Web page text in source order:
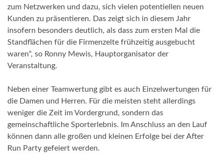
zum Netzwerken und dazu, sich vielen potentiellen neuen
Kunden zu präsentieren. Das zeigt sich in diesem Jahr
insofern besonders deutlich, als dass zum ersten Mal die
Standflächen für die Firmenzelte frühzeitig ausgebucht
waren“, so Ronny Mewis, Hauptorganisator der
Veranstaltung.
Neben einer Teamwertung gibt es auch Einzelwertungen für
die Damen und Herren. Für die meisten steht allerdings
weniger die Zeit im Vordergrund, sondern das
gemeinschaftliche Sporterlebnis. Im Anschluss an den Lauf
können dann alle großen und kleinen Erfolge bei der After
Run Party gefeiert werden.